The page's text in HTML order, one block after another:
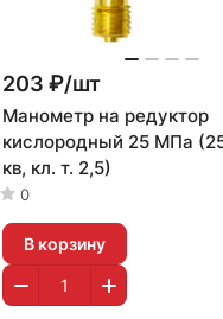
203 ₽/шт
Манометр на редуктор
кислородный 25 МПа (250 кгс/см
кв, кл. т. 2,5)
0
В корзину